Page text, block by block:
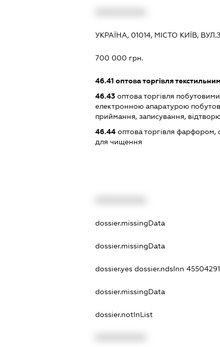
УКРАЇНА, 01014, МІСТО КИЇВ,
700 000 грн.
46.41оптова торгівля
46.43оптова торгівля
електронною апаратурою
приймання, записування,
46.44оптова торгівля фарфором,
для чищення
dossier.missingData
dossier.missingData
dossier.yes dossier.ndsInn
dossier.missingData
dossier.notInList